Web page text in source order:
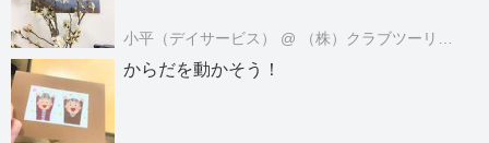
小平（デイサービス） @ （株）クラブツーリズム・ライフケアサービス
からだを動かそう！